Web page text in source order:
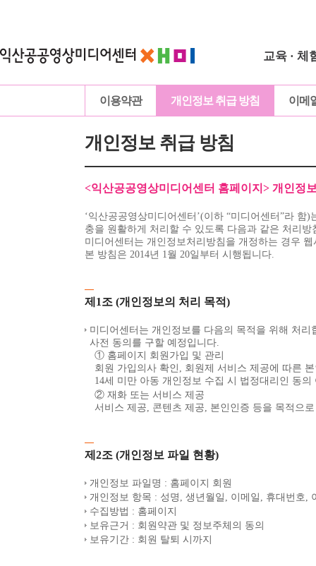
교육 · 체
이용약관 개인정보 취급 방침 이메
개인정보 취급 방침
<익산공공영상미디어센터 홈페이지> 개인정
‘익산공공영상미디어센터’(이하 “미디어센터”라
충을 원활하게 처리할 수 있도록 다음과 같은 처리방
미디어센터는 개인정보처리방침을 개정하는 경우
본 방침은 2014년 1월 20일부터 시행됩니다.
제1조 (개인정보의 처리 목적)
미디어센터는 개인정보를 다음의 목적을 위해 처
사전 동의를 구할 예정입니다.
① 홈페이지 회원가입 및 관리
회원 가입의사 확인, 회원제 서비스 제공에 따른
14세 미만 아동 개인정보 수집 시 법정대리인 동
② 재화 또는 서비스 제공
서비스 제공, 콘텐츠 제공, 본인인증 등을 목적으
제2조 (개인정보 파일 현황)
개인정보 파일명 : 홈페이지 회원
개인정보 항목 : 성명, 생년월일, 이메일, 휴대번호,
수집방법 : 홈페이지
보유근거 : 회원약관 및 정보주체의 동의
보유기간 : 회원 탈퇴 시까지